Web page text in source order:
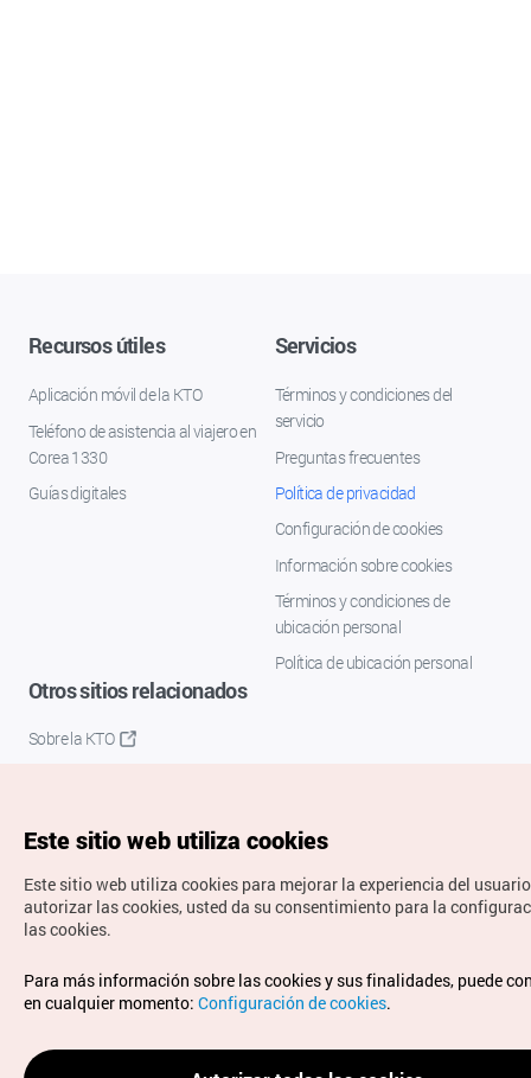
Recursos útiles
Aplicación móvil de la KTO
Teléfono de asistencia al viajero en
Corea 1330
Guías digitales
Servicios
Términos y condiciones del
servicio
Preguntas frecuentes
Política de privacidad
Configuración de cookies
Información sobre cookies
Términos y condiciones de
ubicación personal
Política de ubicación personal
Otros sitios relacionados
Sobre la KTO
Copyrights © Organización de Turismo de Corea. Todos los
derechos reservados.
Para informes de errores y cuestiones relacionadas con el
sitio web, dirija sus consultas al correoelectrónico oficial:
spanish@knto.or.kr
Este sitio web utiliza cookies
Este sitio web utiliza cookies para mejorar la experiencia del
autorizar las cookies, usted da su consentimiento para la
las cookies.
Para más información sobre las cookies y sus finalidades, puede
en cualquier momento: Configuración de cookies.